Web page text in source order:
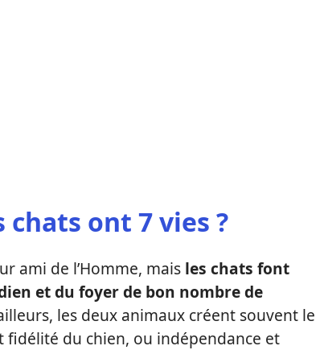
ont 7 vies ?
ami de l’Homme, mais les chats font
et du foyer de bon nombre de
les deux animaux créent souvent le
fidélité du chien, ou indépendance et